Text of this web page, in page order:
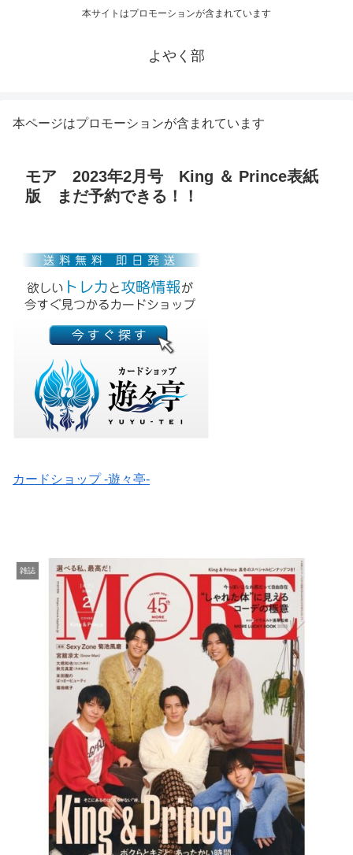
本サイトはプロモーションが含まれています
よやく部
本ページはプロモーションが含まれています
モア 2023年2月号 King ＆ Prince表紙
版 まだ予約できる！！
カードショップ -遊々亭-
雑誌